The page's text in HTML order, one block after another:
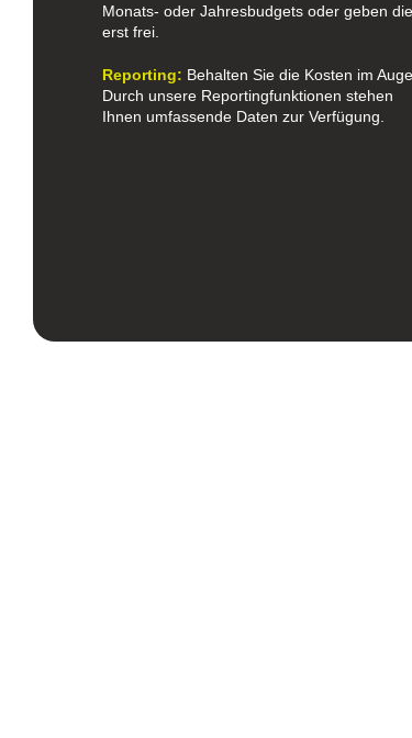
Monats- oder Jahresbudgets oder geben
erst frei.
Reporting: Behalten Sie die Kosten im Auge.
Durch unsere Reportingfunktionen stehen
Ihnen umfassende Daten zur Verfügung.